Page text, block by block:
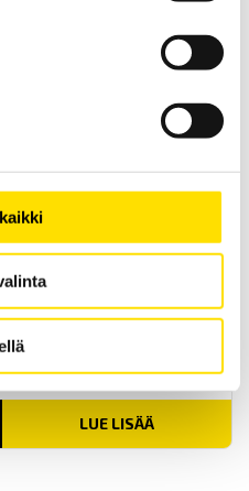
4-napaliittimellä ja
testaukseen.
LUE LISÄÄ